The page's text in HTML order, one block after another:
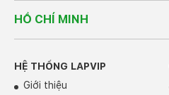
HỒ CHÍ MINH
HỆ THỐNG LAPVIP
Giới thiệu